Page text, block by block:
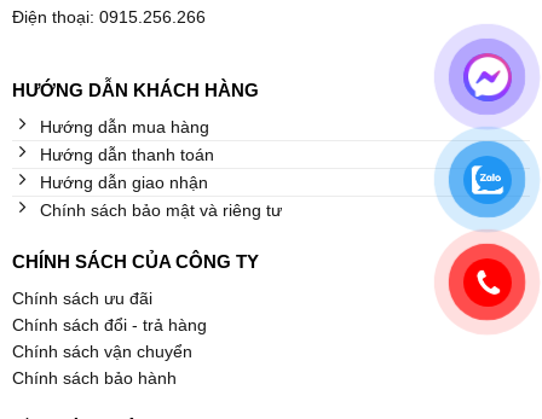
Điện thoại: 0915.256.266
HƯỚNG DẪN KHÁCH HÀNG
Hướng dẫn mua hàng
Hướng dẫn thanh toán
Hướng dẫn giao nhận
Chính sách bảo mật và riêng tư
CHÍNH SÁCH CỦA CÔNG TY
Chính sách ưu đãi
Chính sách đổi - trả hàng
Chính sách vận chuyển
Chính sách bảo hành